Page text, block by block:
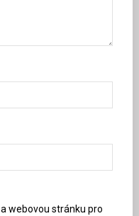
webovou stránku pro